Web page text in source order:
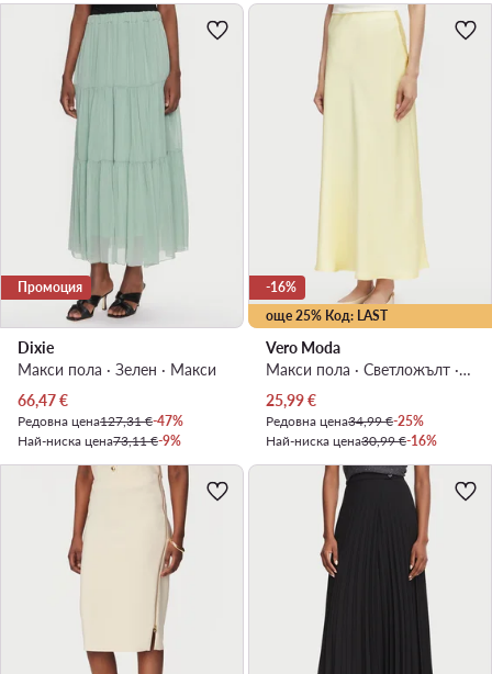
Промоция
Dixie
Макси пола · Зелен · Макси
Актуална цена
66,47€
Редовна цена127,31 €-47%
Най-ниска цена73,11 €-9%
още 25% Код: LAST
-16%
Vero Moda
Макси пола · Светложълт · Макси
Актуална цена
25,99€
Редовна цена34,99 €-25%
Най-ниска цена30,99 €-16%